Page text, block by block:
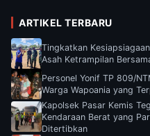
ARTIKEL TERBARU
Tingkatkan
Asah Ketrampilan
Personel Yonif TP 809/
Warga Wapoania yang
Kapolsek Pasar Kemis
Kendaraan Berat yang
Ditertibkan